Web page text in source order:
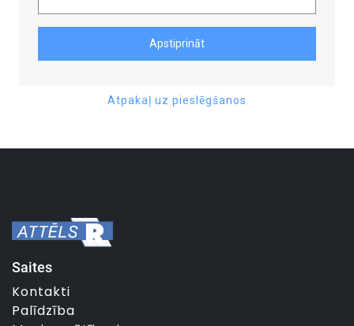
Apstiprināt
Atpakaļ uz pieslēgšanos
Saites
Kontakti
Palīdzība